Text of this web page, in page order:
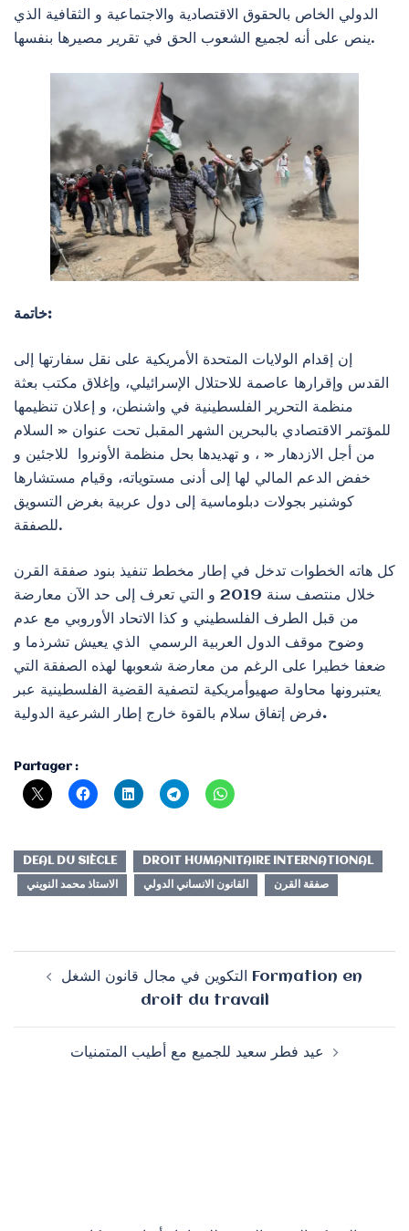
الدولي الخاص بالحقوق الاقتصادية والاجتماعية و الثقافية الذي
ينص على أنه لجميع الشعوب الحق في تقرير مصيرها بنفسها.
خاتمة:
إن إقدام الولايات المتحدة الأمريكية على نقل سفارتها إلى
القدس وإقرارها عاصمة للاحتلال الإسرائيلي، وإغلاق مكتب بعثة
منظمة التحرير الفلسطينية في واشنطن، و إعلان تنظيمها
للمؤتمر الاقتصادي بالبحرين الشهر المقبل تحت عنوان « السلام
من أجل الازدهار « ، و تهديدها بحل منظمة الأونروا للاجئين و
خفض الدعم المالي لها إلى أدنى مستوياته، وقيام مستشارها
كوشنير بجولات دبلوماسية إلى دول عربية بغرض التسويق
للصفقة.
كل هاته الخطوات تدخل في إطار مخطط تنفيذ بنود صفقة القرن
خلال منتصف سنة 2019 و التي تعرف إلى حد الآن معارضة
من قبل الطرف الفلسطيني و كذا الاتحاد الأوروبي مع عدم
وضوح موقف الدول العربية الرسمي الذي يعيش تشرذما و
ضعفا خطيرا على الرغم من معارضة شعوبها لهذه الصفقة التي
يعتبرونها محاولة صهيوأمريكية لتصفية القضية الفلسطينية عبر
فرض إتفاق سلام بالقوة خارج إطار الشرعية الدولية.
Partager :
DEAL DU SIÈCLE
DROIT HUMANITAIRE INTERNATIONAL
الاستاذ محمد النويني
القانون الانساني الدولي صفقة القرن
Navigation
d’article
التكوين في مجال قانون الشغل Formation en
droit du travail
عيد فطر سعيد للجميع مع أطيب المتمنيات